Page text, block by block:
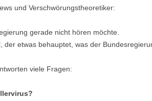
und Verschwörungstheoretiker:
gerade nicht hören möchte.
der etwas behauptet, was der
viele Fragen: